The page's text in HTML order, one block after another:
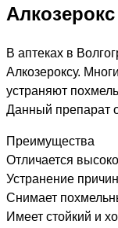
В аптеках в
Алкозероксу.
устраняют
Данный препарат
Преимущества
Отличается
Устранение
Снимает
Имеет стойкий и